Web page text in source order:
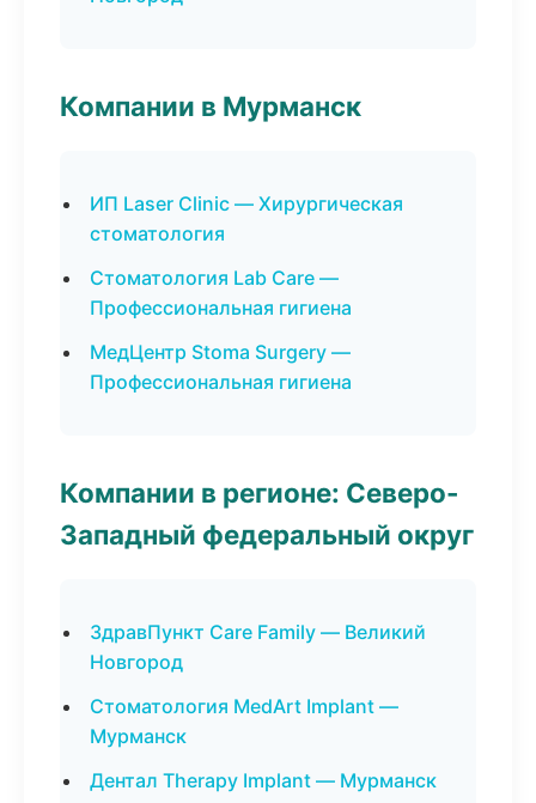
Компании в Мурманск
ИП Laser Clinic — Хирургическая
стоматология
Стоматология Lab Care —
Профессиональная гигиена
МедЦентр Stoma Surgery —
Профессиональная гигиена
Компании в регионе: Северо-
Западный федеральный округ
ЗдравПункт Care Family — Великий
Новгород
Стоматология MedArt Implant —
Мурманск
Дентал Therapy Implant — Мурманск